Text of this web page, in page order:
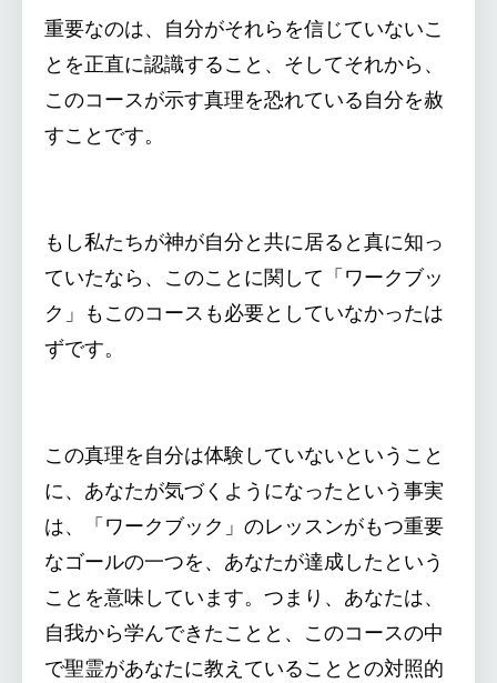
重要なのは、自分がそれらを信じていないこ
とを正直に認識すること、そしてそれから、
このコースが示す真理を恐れている自分を赦
すことです。
もし私たちが神が自分と共に居ると真に知っ
ていたなら、このことに関して「ワークブッ
ク」もこのコースも必要としていなかったは
ずです。
この真理を自分は体験していないということ
に、あなたが気づくようになったという事実
は、「ワークブック」のレッスンがもつ重要
なゴールの一つを、あなたが達成したという
ことを意味しています。つまり、あなたは、
自我から学んできたことと、このコースの中
で聖霊があなたに教えていることとの対照的